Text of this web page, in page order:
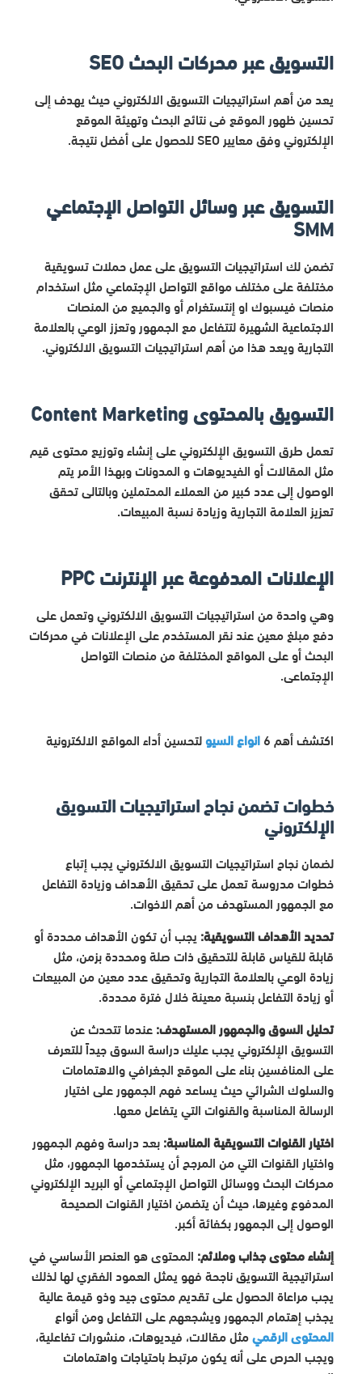
التسويق عبر محركات البحث SEO
يعد من أهم استراتيجيات التسويق الالكتروني حيث يهدف إلى
تحسين ظهور الموقع فى نتائج البحث وتهيئة الموقع
الإلكتروني وفق معايير SEO للحصول على أفضل نتيجة.
التسويق عبر وسائل التواصل الإجتماعي
SMM
تضمن لك استراتيجيات التسويق على عمل حملات تسويقية
مختلفة على مختلف مواقع التواصل الإجتماعي مثل استخدام
منصات فيسبوك او إنتستغرام أو والجميع من المنصات
الاجتماعية الشهيرة لتتفاعل مع الجمهور وتعزز الوعي بالعلامة
التجارية ويعد هذا من أهم استراتيجيات التسويق الالكتروني.
التسويق بالمحتوىContent Marketing
تعمل طرق التسويق الإلكتروني على إنشاء وتوزيع محتوى قيم
مثل المقالات أو الفيديوهات و المدونات وبهذا الأمر يتم
الوصول إلى عدد كبير من العملاء المحتملين وبالتالى تحقق
تعزيز العلامة التجارية وزيادة نسبة المبيعات.
الإعلانات المدفوعة عبر الإنترنت PPC
وهي واحدة من استراتيجيات التسويق الالكتروني وتعمل على
دفع مبلغ معين عند نقر المستخدم على الإعلانات في محركات
البحث أو على المواقع المختلفة من منصات التواصل
الإجتماعى.
اكتشف أهم 6 انواع السيولتحسين أداء المواقع الالكترونية
خطوات تضمن نجاح استراتيجيات التسويق
الإلكتروني
لضمان نجاح استراتيجيات التسويق الالكتروني يجب إتباع
خطوات مدروسة تعمل على تحقيق الأهداف وزيادة التفاعل
مع الجمهور المستهدف من أهم الاخوات.
تحديد الأهداف التسويقية: يجب أن تكون الأهداف محددة أو
قابلة للقياس قابلة للتحقيق ذات صلة ومحددة بزمن، مثل
زيادة الوعي بالعلامة التجارية وتحقيق عدد معين من المبيعات
أو زيادة التفاعل بنسبة معينة خلال فترة محددة.
تحليل السوق والجمهور المستهدف: عندما تتحدث عن
التسويق الإلكتروني يجب عليك دراسة السوق جيداً للتعرف
على المنافسين بناء على الموقع الجغرافي والاهتمامات
والسلوك الشرائي حيث يساعد فهم الجمهور على اختيار
الرسالة المناسبة والقنوات التي يتفاعل معها.
اختيار القنوات التسويقية المناسبة: بعد دراسة وفهم الجمهور
واختيار القنوات التي من المرجح أن يستخدمها الجمهور، مثل
محركات البحث ووسائل التواصل الإجتماعي أو البريد الإلكتروني
المدفوع وغيرها، حيث أن يتضمن اختيار القنوات الصحيحة
الوصول إلى الجمهور بكفائة أكبر.
إنشاء محتوى جذاب وملائم: المحتوى هو العنصر الأساسي في
استراتيجية التسويق ناجحة فهو يمثل العمود الفقري لها لذلك
يجب مراعاة الحصول على تقديم محتوى جيد وذو قيمة عالية
يجذب إهتمام الجمهور ويشجعهم على التفاعل ومن أنواع
المحتوى الرقميمثل مقالات، فيديوهات، منشورات تفاعلية،
ويجب الحرص على أنه يكون مرتبط باحتياجات واهتمامات